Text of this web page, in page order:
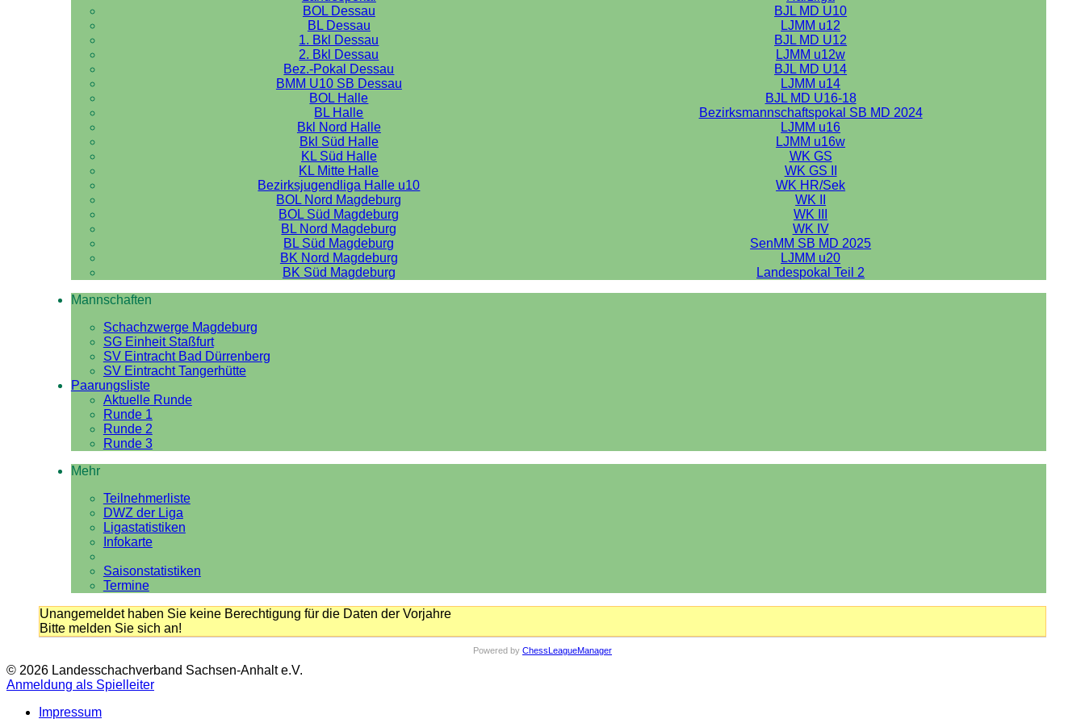
BOL Dessau
BJL MD U10
BL Dessau
LJMM u12
1. Bkl Dessau
BJL MD U12
2. Bkl Dessau
LJMM u12w
Bez.-Pokal Dessau
BJL MD U14
BMM U10 SB Dessau
LJMM u14
BOL Halle
BJL MD U16-18
BL Halle
Bezirksmannschaftspokal SB MD 2024
Bkl Nord Halle
LJMM u16
Bkl Süd Halle
LJMM u16w
KL Süd Halle
WK GS
KL Mitte Halle
WK GS II
Bezirksjugendliga Halle u10
WK HR/Sek
BOL Nord Magdeburg
WK II
BOL Süd Magdeburg
WK III
BL Nord Magdeburg
WK IV
BL Süd Magdeburg
SenMM SB MD 2025
BK Nord Magdeburg
LJMM u20
BK Süd Magdeburg
Landespokal Teil 2
Mannschaften
Schachzwerge Magdeburg
SG Einheit Staßfurt
SV Eintracht Bad Dürrenberg
SV Eintracht Tangerhütte
Paarungsliste
Aktuelle Runde
Runde 1
Runde 2
Runde 3
Mehr
Teilnehmerliste
DWZ der Liga
Ligastatistiken
Infokarte
Saisonstatistiken
Termine
Unangemeldet haben Sie keine Berechtigung für die Daten der Vorjahre
Bitte melden Sie sich an!
Powered by ChessLeagueManager
© 2026 Landesschachverband Sachsen-Anhalt e.V.
Anmeldung als Spielleiter
Impressum